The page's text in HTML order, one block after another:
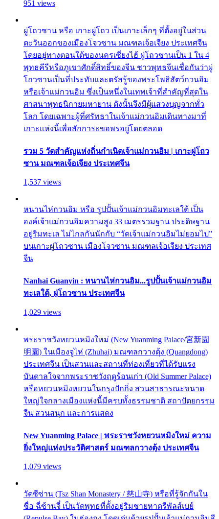
951 views
ผู่โถวซาน หรือ เกาะผู่โถว เป็นเกาะเล็กๆ ที่ตั้งอยู่ในส่วน
ตะวันออกของเมืองโจวซาน มณฑลเจ้อเจียง ประเทศจีน
โดยอยู่ทางตอนใต้ของนครเซี่ยงไฮ้ ผู่โถวซานเป็น 1 ใน 4
พุทธคีรีหรือภูเขาศักดิ์สิทธิ์ของจีน ชาวพุทธจีนเชื่อกันว่าผู่
โถวซานเป็นที่ประทับและตรัสรู้ของพระโพธิสัตว์กวนอิม
หรือเจ้าแม่กวนอิม ซึ่งเป็นหนึ่งในเทพเจ้าที่สำคัญที่สุดใน
ศาสนาพุทธนิกายมหายาน ดังนั้นจึงมีผู้แสวงบุญจากทั่ว
โลก โดยเฉพาะผู้ที่ศรัทธาในเจ้าแม่กวนอิมเดินทางมาที่
เกาะแห่งนี้เพื่อสักการะขอพรอยู่โดยตลอด
รวม 5 วัดสำคัญแห่งถิ่นกำเนิดเจ้าแม่กวนอิม | เกาะผู่โถว
ซาน มณฑลเจ้อเจียง ประเทศจีน
1,537 views
หนานไห่กวนอิม หรือ รูปปั้นเจ้าแม่กวนอิมทะเลใต้ เป็น
องค์เจ้าแม่กวนอิมความสูง 33 เมตรรวมฐาน ประดิษฐาน
อยู่ริมทะเล ไม่ไกลกันนักกับ “วัดเจ้าแม่กวนอิมไม่ยอมไป”
บนเกาะผู่โถวซาน เมืองโจวซาน มณฑลเจ้อเจียง ประเทศ
จีน
Nanhai Guanyin : หนานไห่กวนอิม...รูปปั้นเจ้าแม่กวนอิม
ทะเลใต้, ผู่โถวซาน ประเทศจีน
1,029 views
พระราชวังหยวนหมิงใหม่ (New Yuanming Palace/宮新園
明園) ในเมืองจูไห่ (Zhuhai) มณฑลกวางตุ้ง (Quangdong)
ประเทศจีน เป็นสวนและสถานที่ท่องเที่ยวที่ได้รับแรง
บันดาลใจจากพระราชวังฤดูร้อนเก่า (Old Summer Palace)
หรือหยวนหมิงหยวนในกรุงปักกิ่ง สวนสาธารณะขนาด
ใหญ่ใจกลางเมืองแห่งนี้มีครบทั้งธรรมชาติ สถาปัตยกรรม
จีน สวนสนุก และการแสดง
New Yuanming Palace | พระราชวังหยวนหมิงใหม่ ความ
ยิ่งใหญ่แห่งประวัติศาสตร์ มณฑลกวางตุ้ง ประเทศจีน
1,079 views
วัดซีซ่าน (Tsz Shan Monastery / 慈山寺) หรือที่รู้จักกันใน
ชื่อ ฉี่ซ้านจี๋ เป็นวัดพุทธที่ตั้งอยู่ริมชายหาดรีพัลส์เบย์